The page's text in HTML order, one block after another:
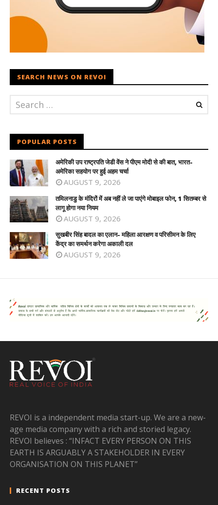
SEARCH NEWS ON REVOI
POPULAR POSTS
अमेरिकी उप राष्ट्रपति जेडी वेंस ने पीएम मोदी से की बात, भारत-
अमेरिका सहयोग पर हुई अहम चर्चा
AUGUST 9, 2026
तमिलनाडु के मंदिरों में अब नहीं ले जा पाएंगे मोबाइल फोन, 1 सितम्बर से
लागू होगा नया नियम
AUGUST 9, 2026
सुखबीर सिंह बादल का एलान- महिला आरक्षण व परिसीमन के लिए
केंद्र का समर्थन करेगा अकाली दल
AUGUST 9, 2026
REVOI is a independent media start-up. We are a new-
age media company with a rich and storied legacy.
REVOI believes : “INFACT EVERY PERSON ON THIS
EARTH IS ARGUABLY A STAKEHOLDER IN EVERY
ORGANISATION ON THIS PLANET”
RECENT POSTS